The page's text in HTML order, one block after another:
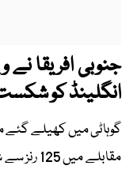
جنوبی افریقا
انگلینڈ کو
گوہاٹی میں کھیلے گئے
مقابلے